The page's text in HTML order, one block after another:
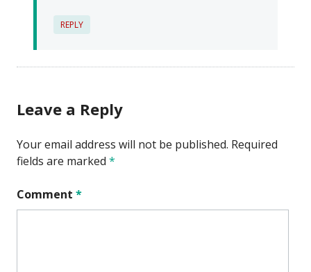
REPLY
Leave a Reply
Your email address will not be published. Required
fields are marked *
Comment *